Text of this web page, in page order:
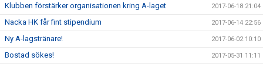
Klubben förstärker organisationen kring A-laget 2017-06-18 21:04
Nacka HK får fint stipendium 2017-06-14 22:56
Ny A-lagstränare! 2017-06-02 10:10
Bostad sökes! 2017-05-31 11:11